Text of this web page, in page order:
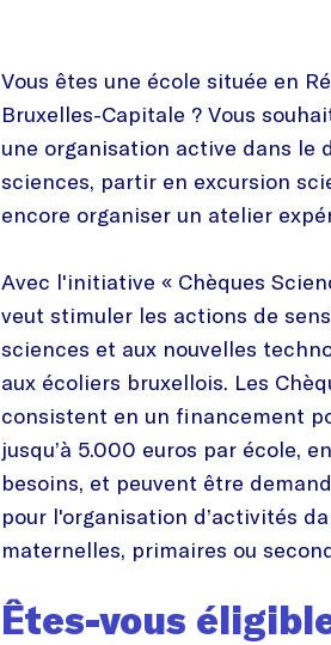
Vous êtes une école située en
Bruxelles-Capitale ? Vous
une organisation active dans le
sciences, partir en excursion
encore organiser un atelier
Avec l'initiative « Chèques
veut stimuler les actions de
sciences et aux nouvelles
aux écoliers bruxellois. Les
consistent en un financement
jusqu’à 5.000 euros par école,
besoins, et peuvent être
pour l'organisation d’activités
maternelles, primaires ou
Êtes-vous